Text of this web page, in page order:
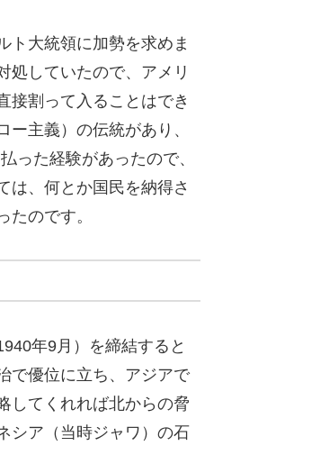
ト大統領に加勢を求めま
処していたので、アメリ
接割って入ることはでき
主義）の伝統があり、
った経験があったので、
は、何とか国民を納得さ
のです。
年9月）を締結すると
で優位に立ち、アジアで
してくれれば北からの脅
シア（当時ジャワ）の石